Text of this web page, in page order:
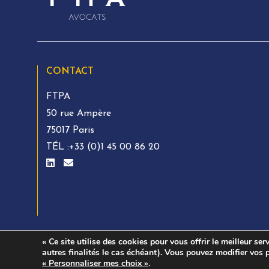
CONTACT
FTPA
50 rue Ampère
75017 Paris
TÉL :+33 (0)1 45 00 86 20
© FTPA AVOCATS 2026. All rights reserved
« Ce site utilise des cookies pour vous offrir le meilleur
autres finalités le cas échéant). Vous pouvez modifier
« Personnaliser mes choix ».